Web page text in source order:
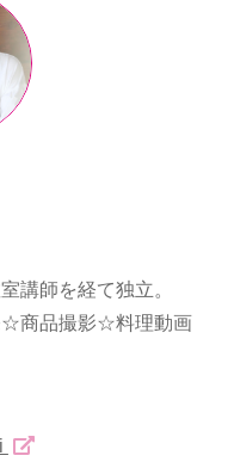
講師を経て独立。
商品撮影☆料理動画